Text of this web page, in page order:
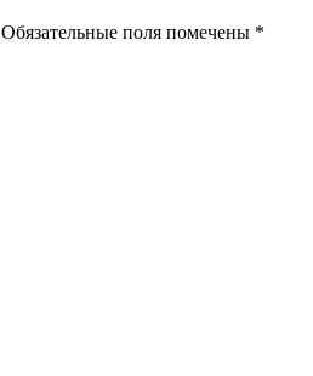
Обязательные поля помечены *